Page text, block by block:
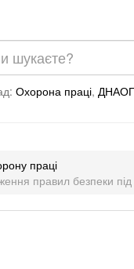
Охорона праці,
праці
правил безпеки